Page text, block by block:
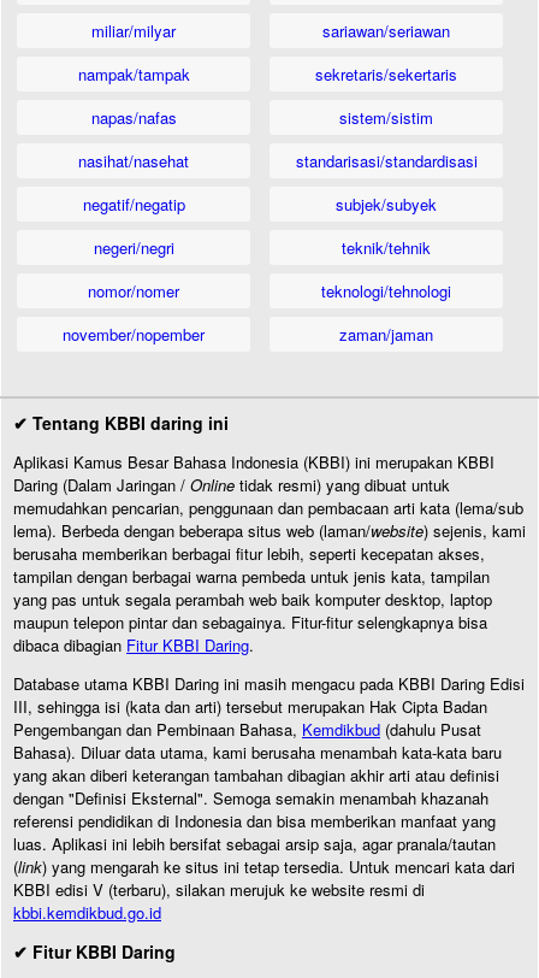
miliar/milyar
nampak/tampak
napas/nafas
nasihat/nasehat
negatif/negatip
negeri/negri
nomor/nomer
november/nopember
sariawan/seriawan
sekretaris/sekertaris
sistem/sistim
standarisasi/standardisasi
subjek/subyek
teknik/tehnik
teknologi/tehnologi
zaman/jaman
✔ Tentang KBBI daring ini
Aplikasi Kamus Besar Bahasa Indonesia (KBBI) ini merupakan KBBI
Daring (Dalam Jaringan / Online tidak resmi) yang dibuat untuk
memudahkan pencarian, penggunaan dan pembacaan arti kata (lema/sub
lema). Berbeda dengan beberapa situs web (laman/website) sejenis, kami
berusaha memberikan berbagai fitur lebih, seperti kecepatan akses,
tampilan dengan berbagai warna pembeda untuk jenis kata, tampilan
yang pas untuk segala perambah web baik komputer desktop, laptop
maupun telepon pintar dan sebagainya. Fitur-fitur selengkapnya bisa
dibaca dibagian Fitur KBBI Daring.
Database utama KBBI Daring ini masih mengacu pada KBBI Daring Edisi
III, sehingga isi (kata dan arti) tersebut merupakan Hak Cipta Badan
Pengembangan dan Pembinaan Bahasa, Kemdikbud (dahulu Pusat
Bahasa). Diluar data utama, kami berusaha menambah kata-kata baru
yang akan diberi keterangan tambahan dibagian akhir arti atau definisi
dengan "Definisi Eksternal". Semoga semakin menambah khazanah
referensi pendidikan di Indonesia dan bisa memberikan manfaat yang
luas. Aplikasi ini lebih bersifat sebagai arsip saja, agar pranala/tautan
(link) yang mengarah ke situs ini tetap tersedia. Untuk mencari kata dari
KBBI edisi V (terbaru), silakan merujuk ke website resmi di
kbbi.kemdikbud.go.id
✔ Fitur KBBI Daring